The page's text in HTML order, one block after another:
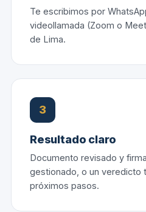
Te escribimos por
videollamada (Zoom o
de Lima.
3
Resultado claro
Documento revisado y
gestionado, o un veredicto
próximos pasos.